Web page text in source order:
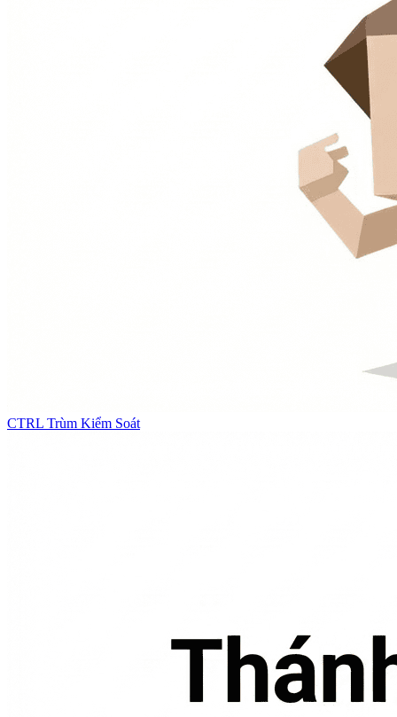
CTRL Trùm Kiểm Soát